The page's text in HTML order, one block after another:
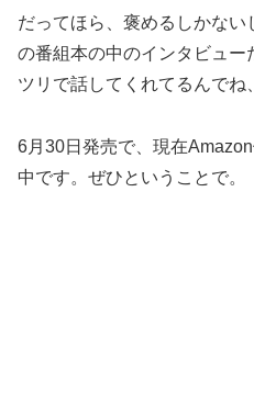
だってほら、褒めるしかな
の番組本の中のインタビュー
ツリで話してくれてるんでね
6月30日発売で、現在
中です。ぜひということで。